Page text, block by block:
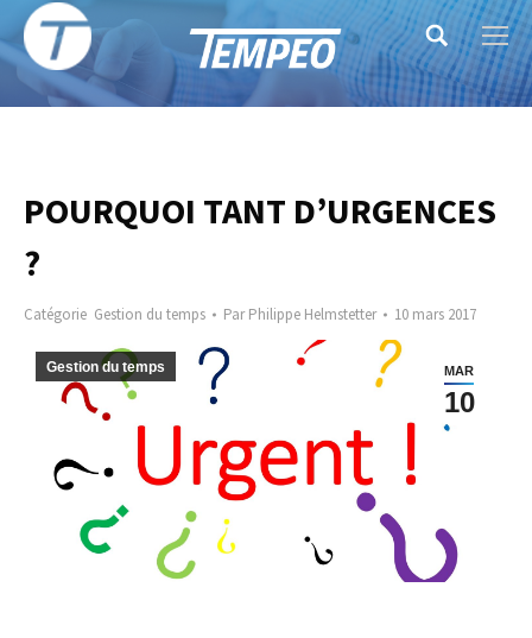
Search:
POURQUOI TANT D’URGENCES
?
Catégorie Gestion du temps ParPhilippe Helmstetter 10 mars 2017
MAR
10
Gestion du temps